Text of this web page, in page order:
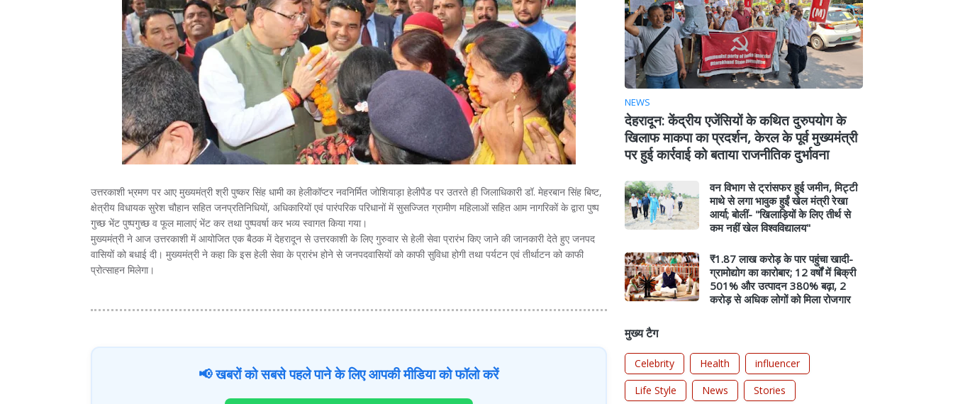
उत्तरकाशी भ्रमण पर आए मुख्यमंत्री श्री पुष्कर सिंह धामी का हेलीकॉप्टर नवनिर्मित जोशियाड़ा हेलीपैड पर उतरते ही जिलाधिकारी डॉ. मेहरबान सिंह बिष्ट,
क्षेत्रीय विधायक सुरेश चौहान सहित जनप्रतिनिधियों, अधिकारियों एवं पारंपरिक परिधानों में सुसज्जित ग्रामीण महिलाओं सहित आम नागरिकों के द्वारा पुष्प
गुच्छ भेंट पुष्पगुच्छ व फूल मालाएं भेंट कर तथा पुष्पवर्षा कर भव्य स्वागत किया गया।
मुख्यमंत्री ने आज उत्तरकाशी में आयोजित एक बैठक में देहरादून से उत्तरकाशी के लिए गुरुवार से हेली सेवा प्रारंभ किए जाने की जानकारी देते हुए जनपद
वासियों को बधाई दी। मुख्यमंत्री ने कहा कि इस हेली सेवा के प्रारंभ होने से जनपदवासियों को काफी सुविधा होगी तथा पर्यटन एवं तीर्थाटन को काफी
प्रोत्साहन मिलेगा।
📢 खबरों को सबसे पहले पाने के लिए आपकी मीडिया को फॉलो करें
NEWS
देहरादून: केंद्रीय एजेंसियों के कथित दुरुपयोग के
खिलाफ माकपा का प्रदर्शन, केरल के पूर्व मुख्यमंत्री
पर हुई कार्रवाई को बताया राजनीतिक दुर्भावना
वन विभाग से ट्रांसफर हुई जमीन, मिट्टी
माथे से लगा भावुक हुईं खेल मंत्री रेखा
आर्या; बोलीं- "खिलाड़ियों के लिए तीर्थ से
कम नहीं खेल विश्वविद्यालय"
₹1.87 लाख करोड़ के पार पहुंचा खादी-
ग्रामोद्योग का कारोबार; 12 वर्षों में बिक्री
501% और उत्पादन 380% बढ़ा, 2
करोड़ से अधिक लोगों को मिला रोजगार
मुख्य टैग
Celebrity Health
influencer
Life Style
News
Stories